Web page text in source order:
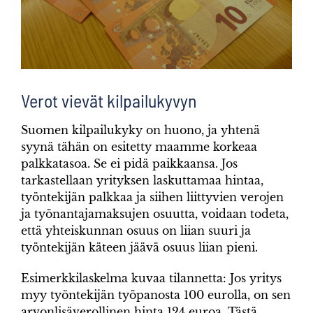
Verot vievät kilpailukyvyn
Suomen kilpailukyky on huono, ja yhtenä
syynä tähän on esitetty maamme korkeaa
palkkatasoa. Se ei pidä paikkaansa. Jos
tarkastellaan yrityksen laskuttamaa hintaa,
työntekijän palkkaa ja siihen liittyvien verojen
ja työnantajamaksujen osuutta, voidaan todeta,
että yhteiskunnan osuus on liian suuri ja
työntekijän käteen jäävä osuus liian pieni.
Esimerkkilaskelma kuvaa tilannetta: Jos yritys
myy työntekijän työpanosta 100 eurolla, on sen